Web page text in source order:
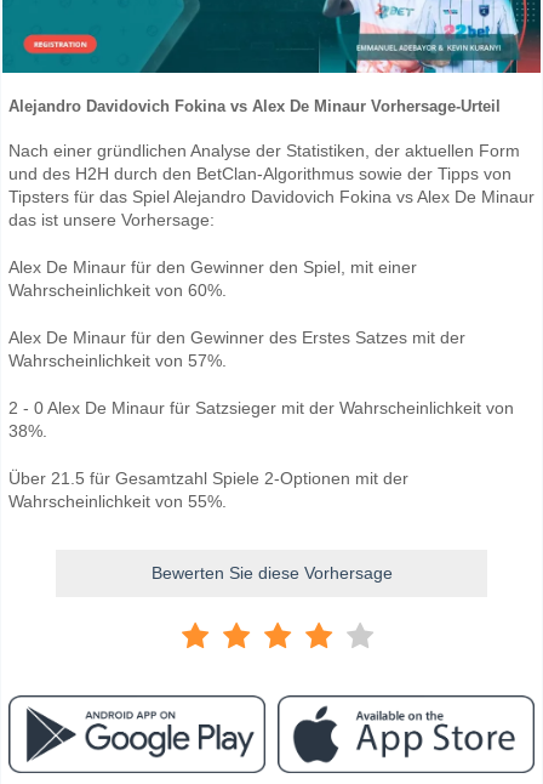
Alejandro Davidovich Fokina vs Alex De Minaur Vorhersage-Urteil
Nach einer gründlichen Analyse der Statistiken, der aktuellen Form
und des H2H durch den BetClan-Algorithmus sowie der Tipps von
Tipsters für das Spiel Alejandro Davidovich Fokina vs Alex De Minaur
das ist unsere Vorhersage:
Alex De Minaur für den Gewinner den Spiel, mit einer
Wahrscheinlichkeit von 60%.
Alex De Minaur für den Gewinner des Erstes Satzes mit der
Wahrscheinlichkeit von 57%.
2 - 0 Alex De Minaur für Satzsieger mit der Wahrscheinlichkeit von
38%.
Über 21.5 für Gesamtzahl Spiele 2-Optionen mit der
Wahrscheinlichkeit von 55%.
Bewerten Sie diese Vorhersage